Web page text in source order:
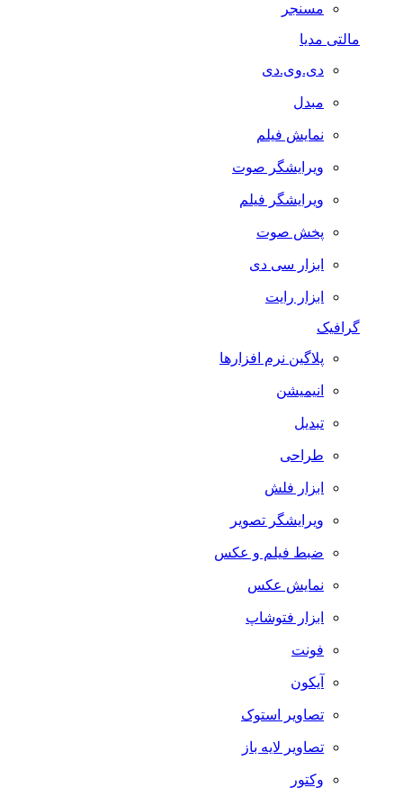
مسنجر
مالتی مدیا
دی.وی.دی
مبدل
نمایش فیلم
ویرایشگر صوت
ویرایشگر فیلم
پخش صوت
ابزار سی دی
ابزار رایت
گرافیک
پلاگین نرم افزارها
انیمیشن
تبدیل
طراحی
ابزار فلش
ویرایشگر تصویر
ضبط فيلم و عكس
نمایش عکس
ابزار فتوشاپ
فونت
آیکون
تصاویر استوک
تصاویر لایه باز
وکتور